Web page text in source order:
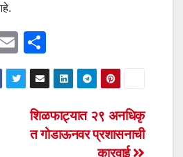
T
E
m
ail
h
ar
e
शिळफाट्यात २९ अनधिकृ
त गोडाऊनवर प्रशासनाची
कारवाई